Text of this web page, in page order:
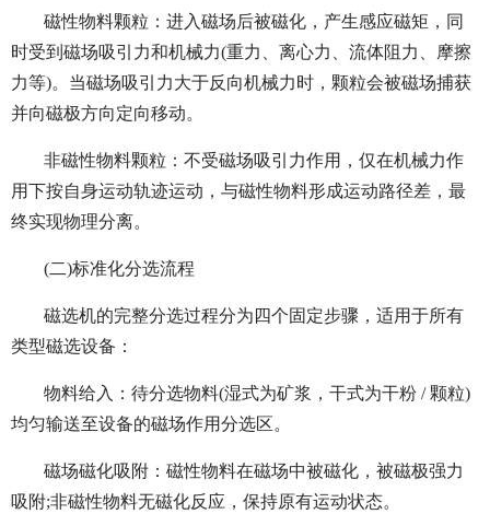
磁性物料颗粒：进入磁场后被磁化，产生感应磁矩，同
时受到磁场吸引力和机械力(重力、离心力、流体阻力、摩擦
力等)。当磁场吸引力大于反向机械力时，颗粒会被磁场捕获
并向磁极方向定向移动。
非磁性物料颗粒：不受磁场吸引力作用，仅在机械力作
用下按自身运动轨迹运动，与磁性物料形成运动路径差，最
终实现物理分离。
(二)标准化分选流程
磁选机的完整分选过程分为四个固定步骤，适用于所有
类型磁选设备：
物料给入：待分选物料(湿式为矿浆，干式为干粉 / 颗粒)
均匀输送至设备的磁场作用分选区。
磁场磁化吸附：磁性物料在磁场中被磁化，被磁极强力
吸附;非磁性物料无磁化反应，保持原有运动状态。